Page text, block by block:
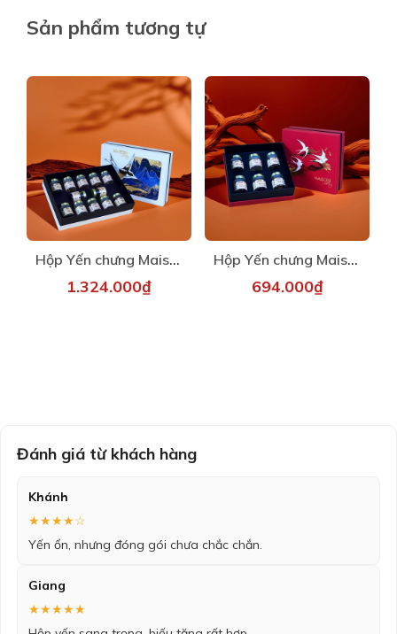
Sản phẩm tương tự
Hộp Yến chưng Maison - Hoàng Yến 1
1.324.000₫
Hộp Yến chưng Maison - Yến Linh 1
694.000₫
Đánh giá từ khách hàng
Khánh
★★★★☆
Yến ổn, nhưng đóng gói chưa chắc chắn.
Giang
★★★★★